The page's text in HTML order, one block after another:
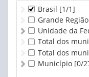
Brasil [1/1]
Grande Região
Unidade da
Total dos
Total dos
Município [0/